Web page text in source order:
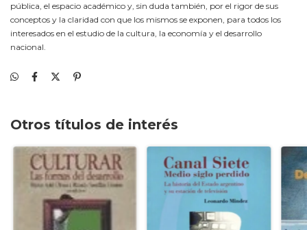
pública, el espacio académico y, sin duda también, por el rigor de sus
conceptos y la claridad con que los mismos se exponen, para todos los
interesados en el estudio de la cultura, la economía y el desarrollo
nacional.
Otros títulos de interés